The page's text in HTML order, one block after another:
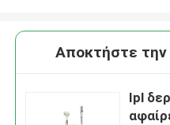
Αποκτήστε την
Ipl